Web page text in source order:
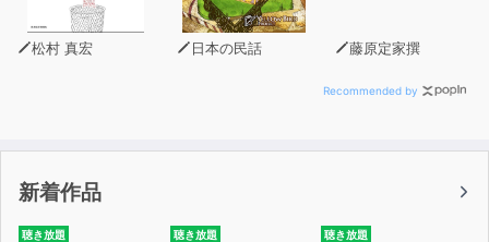
松村 真宏 日本の民話 藤原定家撰
Recommended by
新着作品
聴き放題 聴き放題 聴き放題